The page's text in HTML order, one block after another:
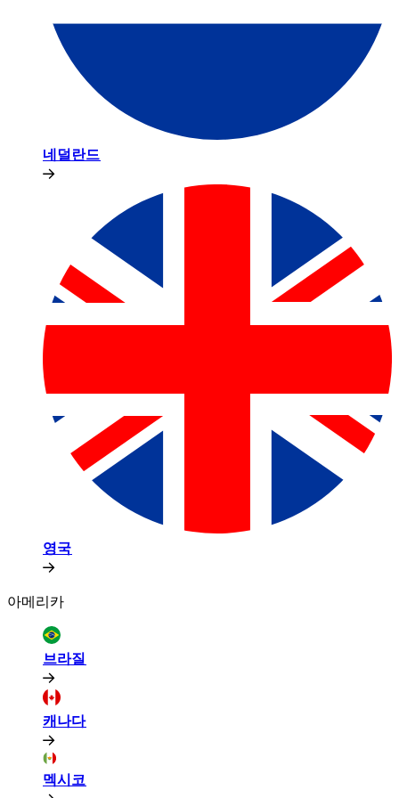
네덜란드​​
영국​​
아메리카​​
브라질​​
캐나다​​
멕시코​​